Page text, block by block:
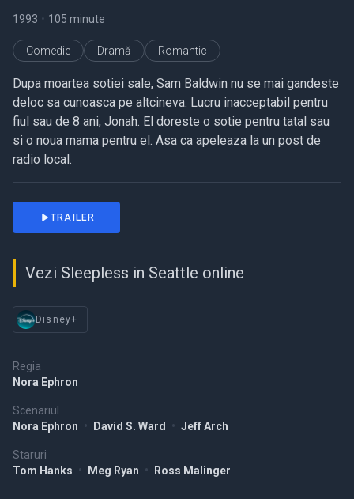
1993 • 105 minute
Comedie Dramă Romantic
Dupa moartea sotiei sale, Sam Baldwin nu se mai gandeste
deloc sa cunoasca pe altcineva. Lucru inacceptabil pentru
fiul sau de 8 ani, Jonah. El doreste o sotie pentru tatal sau
si o noua mama pentru el. Asa ca apeleaza la un post de
radio local.
Regia
Nora Ephron
Scenariul
Nora Ephron • David S. Ward • Jeff Arch
Staruri
Tom Hanks • Meg Ryan • Ross Malinger
TRAILER
Vezi Sleepless in Seattle online
Disney+